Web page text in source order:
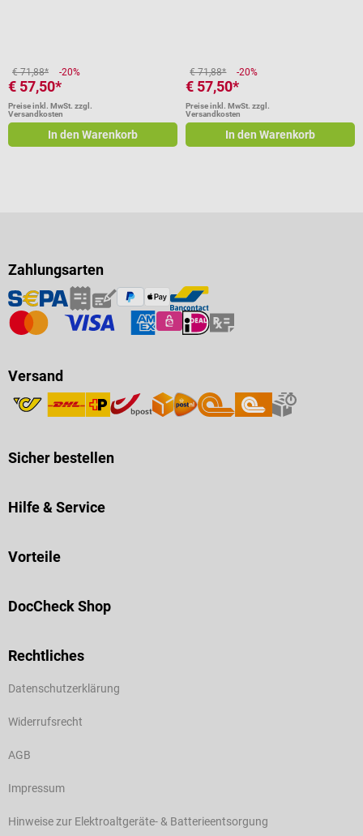
€ 71,88* -20%
€ 57,50*
Preise inkl. MwSt. zzgl.
Versandkosten
In den Warenkorb
€ 71,88* -20%
€ 57,50*
Preise inkl. MwSt. zzgl.
Versandkosten
In den Warenkorb
Zahlungsarten
Versand
Sicher bestellen
Hilfe & Service
Vorteile
DocCheck Shop
Rechtliches
Datenschutzerklärung
Widerrufsrecht
AGB
Impressum
Hinweise zur Elektroaltgeräte- & Batterieentsorgung